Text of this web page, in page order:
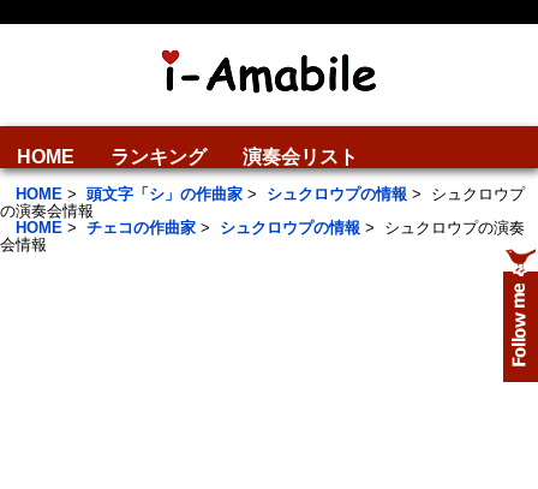
HOME ランキング 演奏会リスト
HOME > 頭文字「シ」の作曲家 > シュクロウプの情報 > シュクロウプ
の演奏会情報
HOME > チェコの作曲家 > シュクロウプの情報 > シュクロウプの演奏
会情報